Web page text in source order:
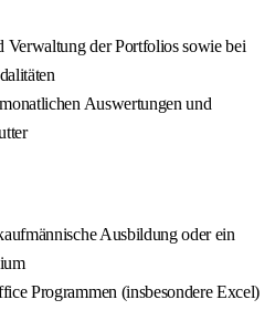
Verwaltung der Portfolios sowie bei
Auswertungen und
Ausbildung oder ein
Programmen (insbesondere Excel)